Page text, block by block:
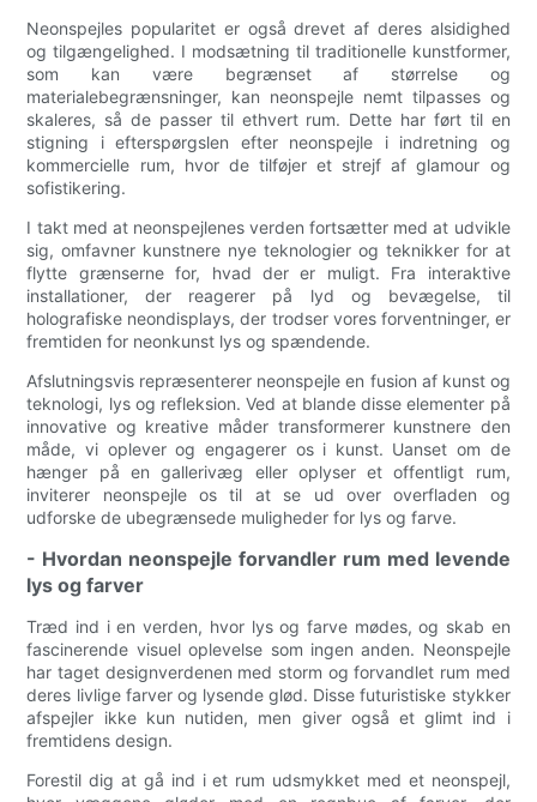
Neonspejles popularitet er også drevet af deres alsidighed
og tilgængelighed. I modsætning til traditionelle kunstformer,
som kan være begrænset af størrelse og
materialebegrænsninger, kan neonspejle nemt tilpasses og
skaleres, så de passer til ethvert rum. Dette har ført til en
stigning i efterspørgslen efter neonspejle i indretning og
kommercielle rum, hvor de tilføjer et strejf af glamour og
sofistikering.
I takt med at neonspejlenes verden fortsætter med at udvikle
sig, omfavner kunstnere nye teknologier og teknikker for at
flytte grænserne for, hvad der er muligt. Fra interaktive
installationer, der reagerer på lyd og bevægelse, til
holografiske neondisplays, der trodser vores forventninger, er
fremtiden for neonkunst lys og spændende.
Afslutningsvis repræsenterer neonspejle en fusion af kunst og
teknologi, lys og refleksion. Ved at blande disse elementer på
innovative og kreative måder transformerer kunstnere den
måde, vi oplever og engagerer os i kunst. Uanset om de
hænger på en gallerivæg eller oplyser et offentligt rum,
inviterer neonspejle os til at se ud over overfladen og
udforske de ubegrænsede muligheder for lys og farve.
- Hvordan neonspejle forvandler rum med levende
lys og farver
Træd ind i en verden, hvor lys og farve mødes, og skab en
fascinerende visuel oplevelse som ingen anden. Neonspejle
har taget designverdenen med storm og forvandlet rum med
deres livlige farver og lysende glød. Disse futuristiske stykker
afspejler ikke kun nutiden, men giver også et glimt ind i
fremtidens design.
Forestil dig at gå ind i et rum udsmykket med et neonspejl,